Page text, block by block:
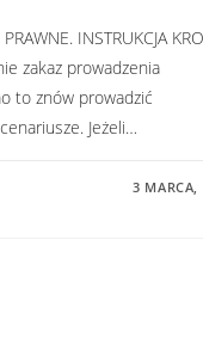
INSTRUKCJA
zakaz prowadzenia
to znów prowadzić
Jeżeli…
3 MARCA,